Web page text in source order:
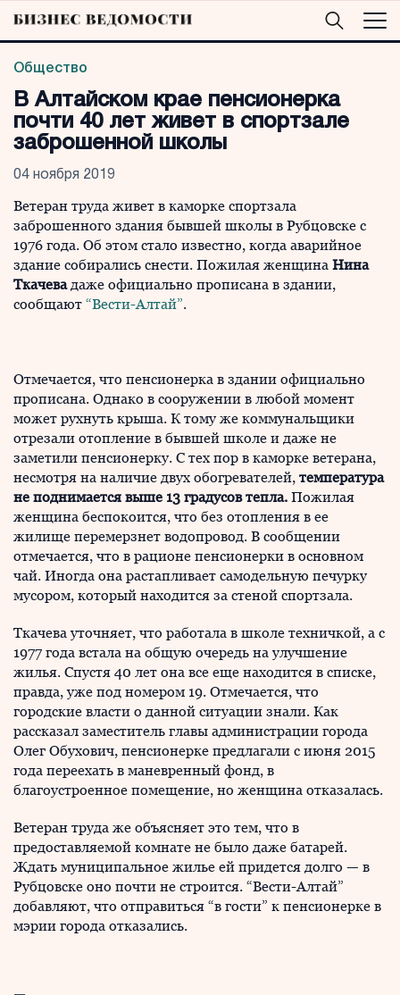
Общество
В Алтайском крае пенсионерка
почти 40 лет живет в спортзале
заброшенной школы
04 ноября 2019
Ветеран труда живет в каморке спортзала
заброшенного здания бывшей школы в Рубцовске с
1976 года. Об этом стало известно, когда аварийное
здание собирались снести. Пожилая женщина Нина
Ткачевадаже официально прописана в здании,
сообщают “Вести-Алтай”.
Отмечается, что пенсионерка в здании официально
прописана. Однако в сооружении в любой момент
может рухнуть крыша. К тому же коммунальщики
отрезали отопление в бывшей школе и даже не
заметили пенсионерку. С тех пор в каморке ветерана,
несмотря на наличие двух обогревателей, температура
не поднимается выше 13 градусов тепла. Пожилая
женщина беспокоится, что без отопления в ее
жилище перемерзнет водопровод. В сообщении
отмечается, что в рационе пенсионерки в основном
чай. Иногда она растапливает самодельную печурку
мусором, который находится за стеной спортзала.
Ткачева уточняет, что работала в школе техничкой, а с
1977 года встала на общую очередь на улучшение
жилья. Спустя 40 лет она все еще находится в списке,
правда, уже под номером 19. Отмечается, что
городские власти о данной ситуации знали. Как
рассказал заместитель главы администрации города
Олег Обухович, пенсионерке предлагали с июня 2015
года переехать в маневренный фонд, в
благоустроенное помещение, но женщина отказалась.
Ветеран труда же объясняет это тем, что в
предоставляемой комнате не было даже батарей.
Ждать муниципальное жилье ей придется долго — в
Рубцовске оно почти не строится. “Вести-Алтай”
добавляют, что отправиться “в гости” к пенсионерке в
мэрии города отказались.